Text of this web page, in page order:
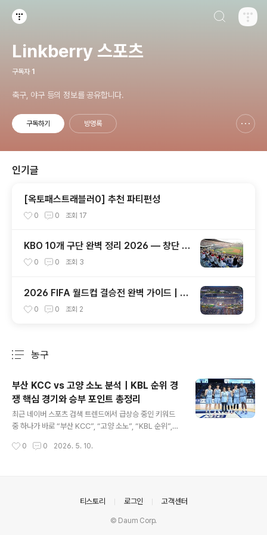
Linkberry 스포츠
구독자 1
축구, 야구 등의 정보를 공유합니다.
구독하기 방명록
인기글
[옥토패스트래블러0] 추천 파티편성
0 0 조회 17
KBO 10개 구단 완벽 정리 2026 — 창단 역
사·연고지·우승 횟수·팬덤까지 총정리
0 0 조회 3
2026 FIFA 월드컵 결승전 완벽 가이드 | 메
트라이프 스타디움 총정리·콜드플레이 하프
0 0 조회 2
농구
부산 KCC vs 고양 소노 분석｜KBL 순위 경
쟁 핵심 경기와 승부 포인트 총정리
최근 네이버 스포츠 검색 트렌드에서 급상승 중인 키워드
중 하나가 바로 “부산 KCC”, “고양 소노”, “KBL 순위”,
KCC 이지스 와 고양 소노 스카이거너스 의 맞대결은 플레
정리해보겠습니다.부산 KCC, 강력한 공격 농구가 살아날
니다.최근 KCC의 특징:빠른 공격 전개외곽슛 중심 공격강
0 0 2026. 5. 10.
티스토리 로그인 고객센터
© Daum Corp.